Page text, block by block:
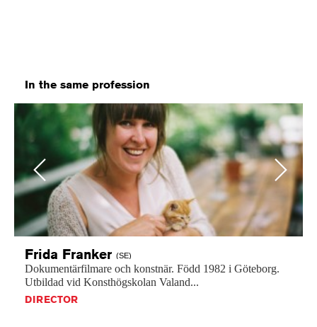
In the same profession
Previous
Frida Franker (SE)
Dokumentärfilmare och konstnär. Född 1982 i Göteborg.
Utbildad vid Konsthögskolan Valand...
DIRECTOR
Next